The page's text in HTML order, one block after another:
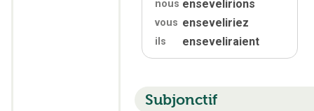
nous ensevelirions
vous enseveliriez
ils enseveliraient
Subjonctif